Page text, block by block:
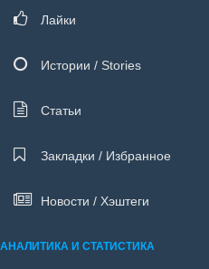
Лайки
Истории / Stories
Статьи
Закладки / Избранное
Новости / Хэштеги
АНАЛИТИКА И СТАТИСТИКА